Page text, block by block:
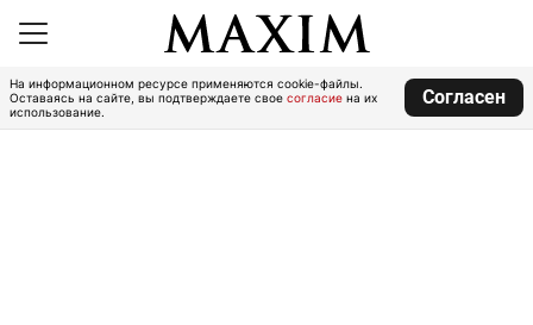
На информационном ресурсе применяются cookie-файлы.
Оставаясь на сайте, вы подтверждаете свое согласие на их
использование.
Согласен